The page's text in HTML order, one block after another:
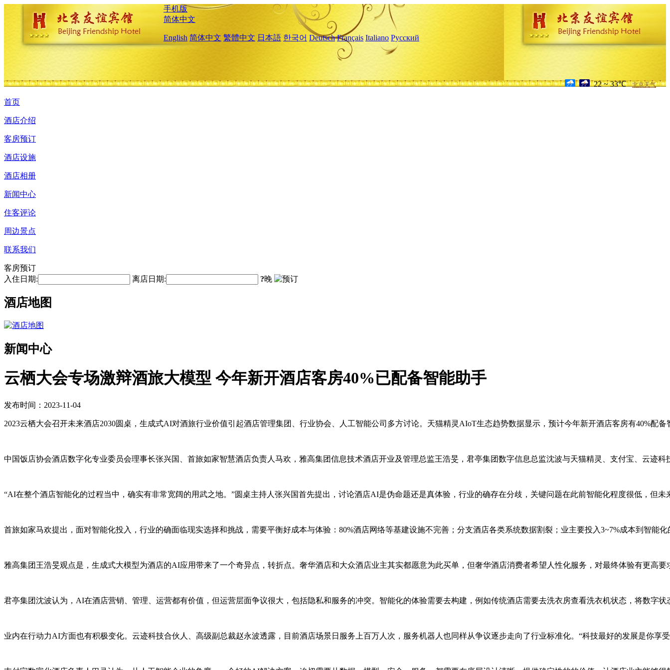
手机版
简体中文
English 简体中文 繁體中文 日本語 한국어 Deutsch Français Italiano Русский
22 ~ 33℃ 北京天气
首页
酒店介绍
客房预订
酒店设施
酒店相册
新闻中心
住客评论
周边景点
联系我们
客房预订
入住日期:
离店日期: ?晚
酒店地图
新闻中心
云栖大会专场激辩酒旅大模型 今年新开酒店客房40%已配备智能助手
发布时间：2023-11-04
2023云栖大会召开未来酒店2030圆桌，生成式AI对酒旅行业价值引起酒店管理集团、行业协会、人工智能公司多方讨论。天猫精灵AIoT生态趋势数据显示，预计今年新开酒店客房有40%配
中国饭店协会酒店数字化专业委员会理事长张兴国、首旅如家智慧酒店负责人马欢，雅高集团信息技术酒店开业及管理总监王浩旻，君亭集团数字信息总监沈波与天猫精灵、支付宝、云迹
“AI在整个酒店智能化的过程当中，确实有非常宽阔的用武之地。”圆桌主持人张兴国首先提出，讨论酒店AI是伪命题还是真体验，行业的确存在分歧，关键问题在此前智能化程度很低，
首旅如家马欢提出，面对智能化投入，行业的确面临现实选择和挑战，需要平衡好成本与体验：80%酒店网络等基建设施不完善；分支酒店各类系统数据割裂；业主要投入3~7%成本到智
雅高集团王浩旻观点是，生成式大模型为酒店的AI应用带来了一个奇异点，转折点。奢华酒店和大众酒店业主其实都愿意为此买单，但奢华酒店消费者希望人性化服务，对最终体验有更高要
君亭集团沈波认为，AI在酒店营销、管理、运营都有价值，但运营层面争议很大，包括隐私和服务的冲突。智能化的体验需要去构建，例如传统酒店需要去洗衣房查看洗衣机状态，将数字
业内在行动力AI方面也有积极变化。云迹科技合伙人、高级副总裁赵永波透露，目前酒店场景日服务上百万人次，服务机器人也同样从争议逐步走向了行业标准化。“科技最好的发展是你享